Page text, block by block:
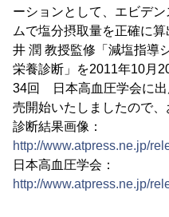
ーションとして、エビデ
ムで塩分摂取量を正確に
井 潤 教授監修「減塩指導
栄養診断」を2011年10月
34回 日本高血圧学会に出
売開始いたしましたので、
診断結果画像：
http://www.atpress.ne.jp/
日本高血圧学会：
http://www.atpress.ne.jp/